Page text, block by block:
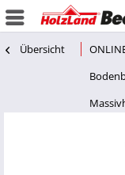
Übersicht